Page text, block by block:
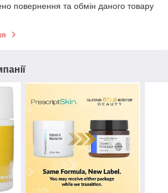
повернення та обмін даного товару